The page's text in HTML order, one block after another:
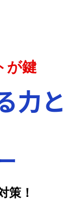
が鍵
力と
策！